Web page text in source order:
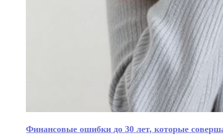
Финансовые ошибки до 30 лет, которые